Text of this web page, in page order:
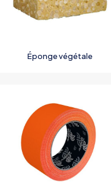
Éponge végétale